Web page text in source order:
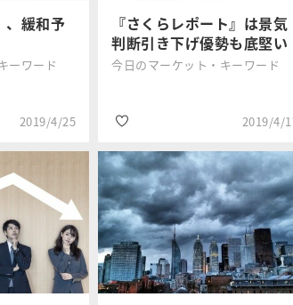
、緩和予
ーワード
2019/4/25
#日銀短観
#設備投資
『さくらレポート』は景気
判断引き下げ優勢も底堅い
今日のマーケット・キーワード
2019/4/
三井住友DSア
セットマネジ
メント
#設備投資
#政治・経済